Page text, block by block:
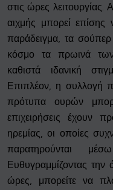
στις ώρες λειτουργίας.
αιχμής μπορεί επίσης
παράδειγμα, τα σούπερ
κόσμο τα πρωινά
καθιστά ιδανική
Επιπλέον, η συλλογή
πρότυπα ουρών
επιχειρήσεις έχουν
ηρεμίας, οι οποίες
παρατηρούνται
Ευθυγραμμίζοντας την
ώρες, μπορείτε να